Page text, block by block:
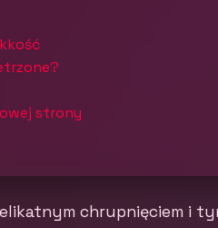
strony
chrupnięciem i